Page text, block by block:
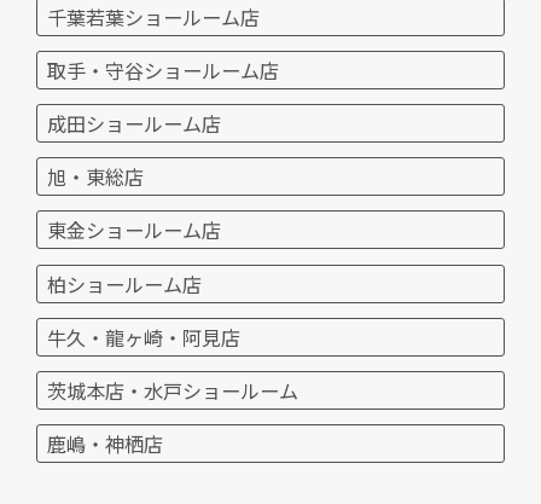
千葉若葉ショールーム店
取手・守谷ショールーム店
成田ショールーム店
旭・東総店
東金ショールーム店
柏ショールーム店
牛久・龍ヶ崎・阿見店
茨城本店・水戸ショールーム
鹿嶋・神栖店